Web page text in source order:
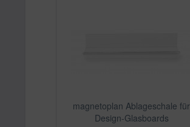
magnetoplan Ablageschale für
Design-Glasboards